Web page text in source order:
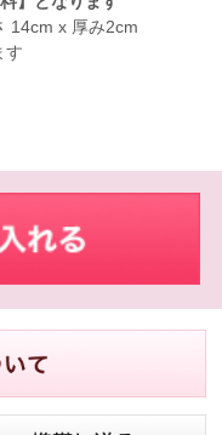
14cm x 厚み2cm
す